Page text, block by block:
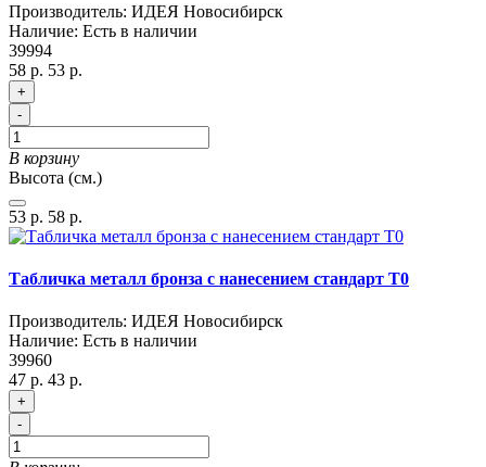
Производитель: ИДЕЯ Новосибирск
Наличие: Есть в наличии
39994
58 р. 53 р.
+
-
В корзину
Высота (см.)
53 р. 58 р.
Табличка металл бронза с нанесением стандарт T0
Производитель: ИДЕЯ Новосибирск
Наличие: Есть в наличии
39960
47 р. 43 р.
+
-